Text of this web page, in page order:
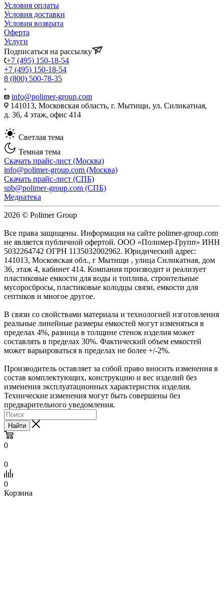
Условия оплаты
Условия доставки
Условия возврата
Оферта
Услуги
Подписаться на рассылку
+7 (495) 150-18-54
+7 (495) 150-18-54
8 (800) 500-78-35
info@polimer-group.com
141013, Московская область, г. Мытищи, ул. Силикатная,
д. 36, 4 этаж, офис 414
Светлая тема
Темная тема
Скачать прайс-лист (Москва)
info@polimer-group.com (Москва)
Скачать прайс-лист (СПБ)
spb@polimer-group.com (СПБ)
Медиатека
2026 © Polimer Group
Все права защищены. Информация на сайте polimer-group.com
не является публичной офертой. ООО «Полимер-Групп» ИНН
5032264742 ОГРН 1135032002962. Юридический адрес:
141013, Московская обл., г Мытищи , улица Силикатная, дом
36, этаж 4, кабинет 414. Компания производит и реализует
пластиковые емкости для воды и топлива, строительные
мусоросбросы, пластиковые колодцы связи, емкости для
септиков и многое другое.
В связи со свойствами материала и технологией изготовления
реальные линейные размеры емкостей могут изменяться в
пределах 4%, разница в толщине стенок изделия может
составлять в пределах 30%. Фактический объем емкостей
может варьироваться в пределах не более +/-2%.
Производитель оставляет за собой право вносить изменения в
состав комплектующих, конструкцию и вес изделий без
изменения эксплуатационных характеристик изделия.
Технические изменения могут быть совершены без
предварительного уведомления.
Найти
0
0
0
Корзина